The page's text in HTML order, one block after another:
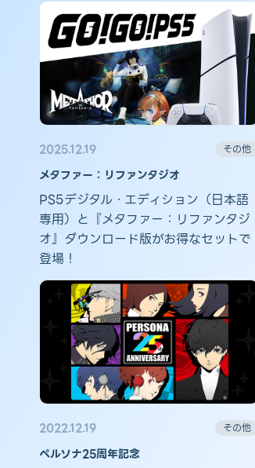
2025.12.19 その他
メタファー：リファンタジオ
PS5デジタル・エディション（日本語
専用）と​『メタファー：リファンタジ
オ』ダウンロード版がお得なセットで
登場！
2022.12.19 その他
ペルソナ25周年記念